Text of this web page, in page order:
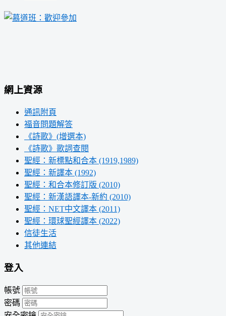
網上資源
通訊附頁
福音問題解答
《詩歌》(增選本)
《詩歌》歌詞查閱
聖經：新標點和合本 (1919,1989)
聖經：新譯本 (1992)
聖經：和合本修訂版 (2010)
聖經：新漢語譯本-新約 (2010)
聖經：NET中文譯本 (2011)
聖經：環球聖經譯本 (2022)
信徒生活
其他連結
登入
帳號
密碼